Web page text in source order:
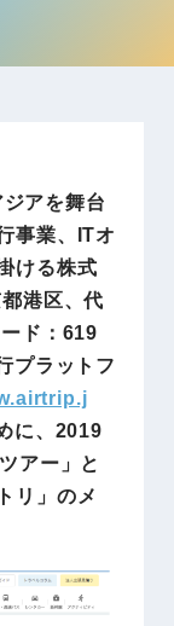
アを舞台
事業、ITオ
ける株式
港区、代
ド：619
プラットフ
に、2019
アー」と
リ」のメ